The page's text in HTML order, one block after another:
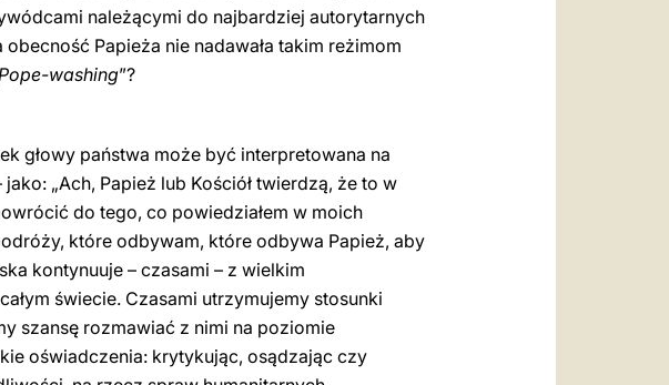
należącymi do najbardziej autorytarnych
Papieża nie nadawała takim reżimom
washing”?
głowy państwa może być interpretowana na
„Ach, Papież lub Kościół twierdzą, że to w
do tego, co powiedziałem w moich
które odbywam, które odbywa Papież, aby
kontynuuje – czasami – z wielkim
świecie. Czasami utrzymujemy stosunki
szansę rozmawiać z nimi na poziomie
oświadczenia: krytykując, osądzając czy